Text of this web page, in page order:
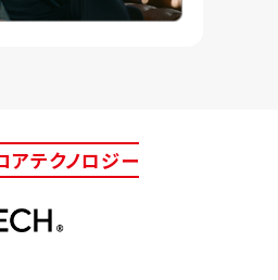
アテクノロジー